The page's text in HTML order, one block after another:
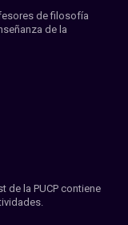
de filosofía
de la
de la PUCP contiene